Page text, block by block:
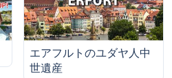
エアフルトのユダヤ人中
世遺産